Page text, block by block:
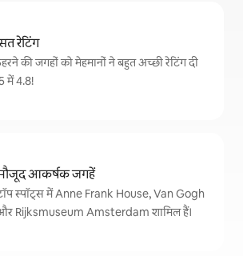
रेटिंग
की जगहों को मेहमानों ने बहुत अच्छी रेटिंग दी
में 4.8!
आकर्षक जगहें
स्पॉट्स में Anne Frank House, Van Gogh
Rijksmuseum Amsterdam शामिल हैं।